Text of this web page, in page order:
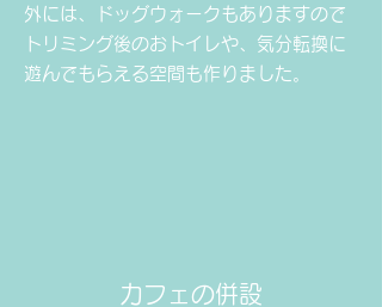
外には、ドッグウォークもありますので
トリミング後のおトイレや、 ​気分転換に
遊んでもらえる空間も作りました。
​カフェの併設